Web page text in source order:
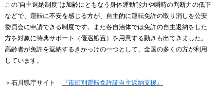
この”自主返納制度”は加齢にともなう身体運動能力や瞬時の判断力の低下
などで、運転に不安を感じる方が、自主的に運転免許の取り消しを公安
委員会に申請できる制度です。また各自治体では免許の自主返納をした
方を対象に特典サポート（優遇処置）を用意する動きも出てきました。
高齢者が免許を返納するきかっけの一つとして、全国の多くの方が利用
しています。
＞石川県庁サイト 『市町別運転免許証自主返納支援』